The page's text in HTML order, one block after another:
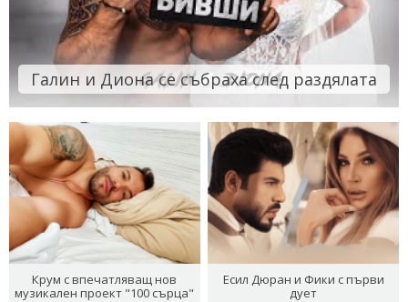
Галин и Диона се събраха след раздялата
Крум с впечатляващ нов
музикален проект "100 сърца"
Есил Дюран и Фики с първи
дует